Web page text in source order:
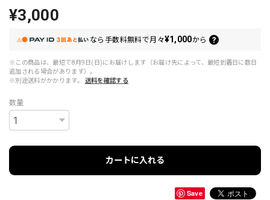
¥3,000
なら 手数料無料で月々¥1,000から
※この商品は、最短で8月9日(日)にお届けします（お届け先によって、最短到着日に数日
追加される場合があります）。
※別途送料がかかります。
送料を確認する
数量
カートに入れる
Save